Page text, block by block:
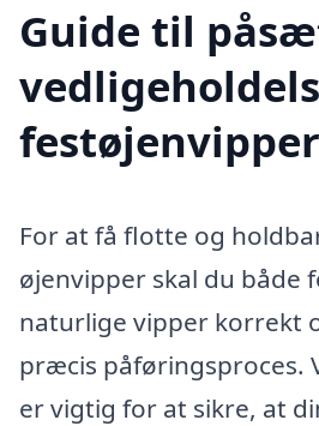
Guide til
festøjenvipper
For at få flotte og
øjenvipper skal du både
naturlige vipper korrekt
præcis påføringsproces.
er vigtig for at sikre, at